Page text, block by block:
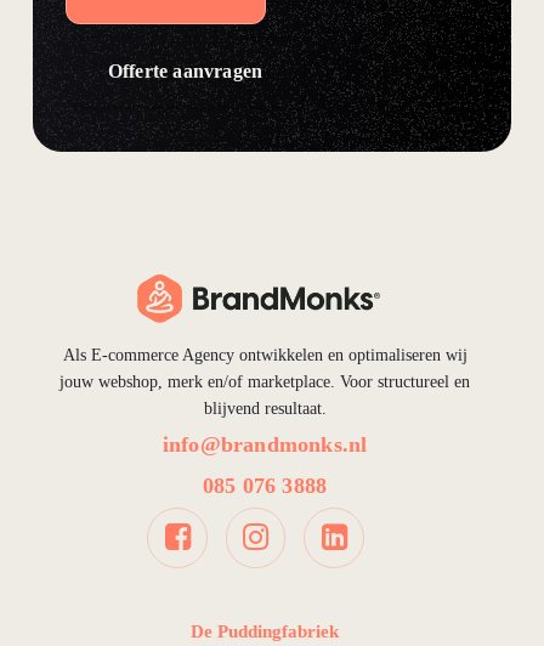
Offerte aanvragen
Als E-commerce Agency ontwikkelen en optimaliseren wij
jouw webshop, merk en/of marketplace. Voor structureel en
blijvend resultaat.
info@brandmonks.nl
085 076 3888
De Puddingfabriek